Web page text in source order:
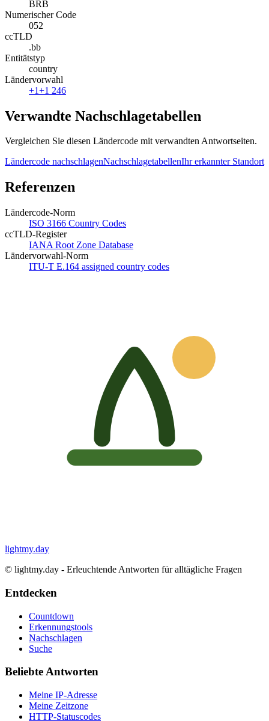
BRB
Numerischer Code
052
ccTLD
.bb
Entitätstyp
country
Ländervorwahl
+1+1 246
Verwandte Nachschlagetabellen
Vergleichen Sie diesen Ländercode mit verwandten Antwortseiten.
Ländercode nachschlagenNachschlagetabellenIhr erkannter Standort
Referenzen
Ländercode-Norm
ISO 3166 Country Codes
ccTLD-Register
IANA Root Zone Database
Ländervorwahl-Norm
ITU-T E.164 assigned country codes
lightmy.day
© lightmy.day - Erleuchtende Antworten für alltägliche Fragen
Entdecken
Countdown
Erkennungstools
Nachschlagen
Suche
Beliebte Antworten
Meine IP-Adresse
Meine Zeitzone
HTTP-Statuscodes